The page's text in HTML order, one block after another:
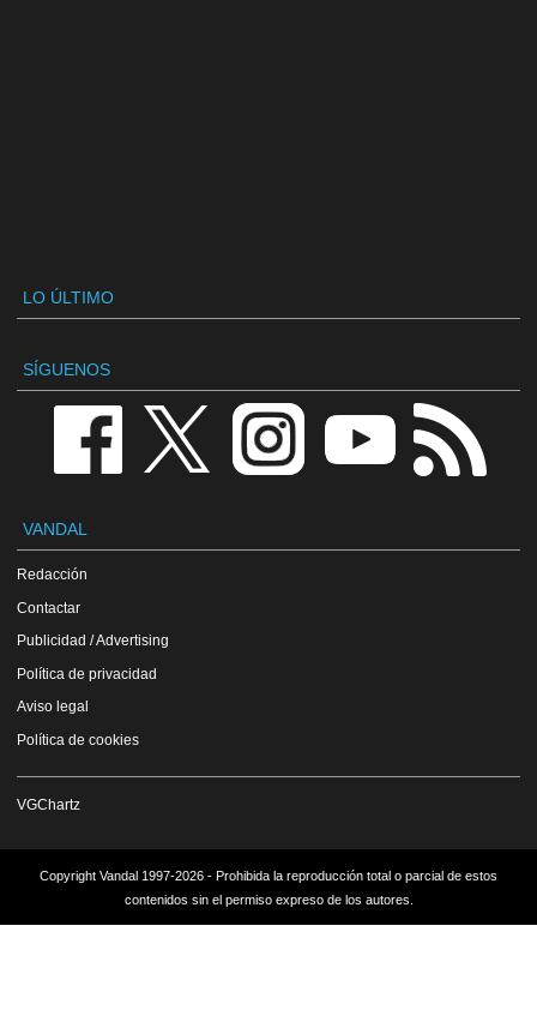
LO ÚLTIMO
SÍGUENOS
VANDAL
Redacción
Contactar
Publicidad / Advertising
Política de privacidad
Aviso legal
Política de cookies
VGChartz
Copyright Vandal 1997-2026 - Prohibida la reproducción total o parcial de estos
contenidos sin el permiso expreso de los autores.